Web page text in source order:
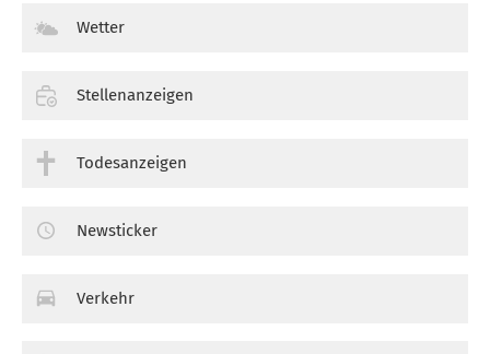
Wetter
Stellenanzeigen
Todesanzeigen
Newsticker
Verkehr